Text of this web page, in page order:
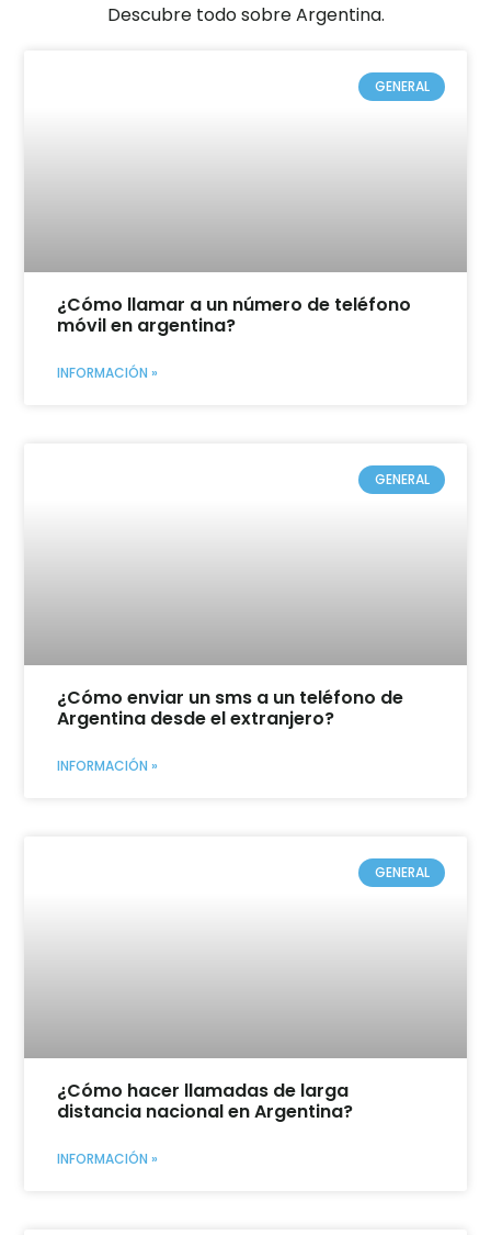
Descubre todo sobre Argentina.
GENERAL
¿Cómo llamar a un número de teléfono
móvil en argentina?
INFORMACIÓN »
GENERAL
¿Cómo enviar un sms a un teléfono de
Argentina desde el extranjero?
INFORMACIÓN »
GENERAL
¿Cómo hacer llamadas de larga
distancia nacional en Argentina?
INFORMACIÓN »